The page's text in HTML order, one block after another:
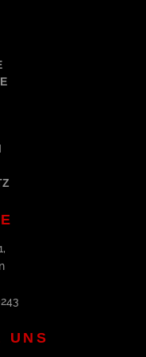
UNS